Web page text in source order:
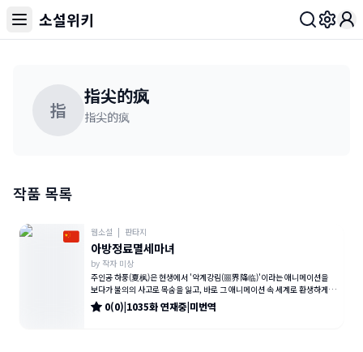
소설위키
指
指尖的疯
指尖的疯
작품 목록
웹소설 | 판타지
아방정료멸세마녀
by 작자 미상
주인공 하풍(夏枫)은 현생에서 '악계강림(噩界降临)'이라는 애니메이션을
보다가 불의의 사고로 목숨을 잃고, 바로 그 애니메이션 속 세계로 환생하게 된
다. 하지만 환생의 기쁨도
0(0)|1035화연재중|미번역